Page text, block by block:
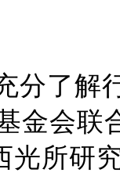
分了解
金会联
光所研